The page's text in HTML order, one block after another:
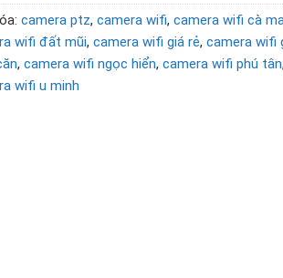
camera ptz,camera wifi,camera wifi cà
wifi đất mũi,camera wifi giá rẻ,camera wifi
,camera wifi ngọc hiển,camera wifi phú tân
wifi u minh